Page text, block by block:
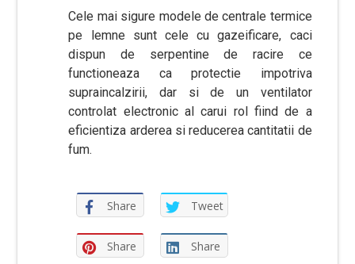
Cele mai sigure modele de centrale termice
pe lemne sunt cele cu gazeificare, caci
dispun de serpentine de racire ce
functioneaza ca protectie impotriva
supraincalzirii, dar si de un ventilator
controlat electronic al carui rol fiind de a
eficientiza arderea si reducerea cantitatii de
fum.
Share Tweet
Share Share